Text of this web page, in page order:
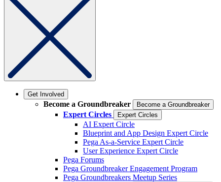
Get Involved
Become a Groundbreaker Become a Groundbreaker
Expert Circles Expert Circles
AI Expert Circle
Blueprint and App Design Expert Circle
Pega As-a-Service Expert Circle
User Experience Expert Circle
Pega Forums
Pega Groundbreaker Engagement Program
Pega Groundbreakers Meetup Series